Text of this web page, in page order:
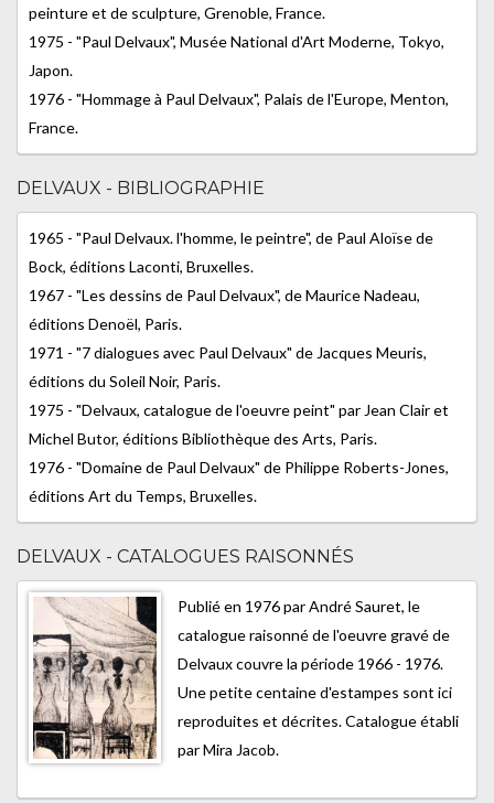
peinture et de sculpture, Grenoble, France.
1975 - "Paul Delvaux", Musée National d'Art Moderne, Tokyo,
Japon.
1976 - "Hommage à Paul Delvaux", Palais de l'Europe, Menton,
France.
DELVAUX - BIBLIOGRAPHIE
1965 - "Paul Delvaux. l'homme, le peintre", de Paul Aloïse de
Bock, éditions Laconti, Bruxelles.
1967 - "Les dessins de Paul Delvaux", de Maurice Nadeau,
éditions Denoël, Paris.
1971 - "7 dialogues avec Paul Delvaux" de Jacques Meuris,
éditions du Soleil Noir, Paris.
1975 - "Delvaux, catalogue de l'oeuvre peint" par Jean Clair et
Michel Butor, éditions Bibliothèque des Arts, Paris.
1976 - "Domaine de Paul Delvaux" de Philippe Roberts-Jones,
éditions Art du Temps, Bruxelles.
DELVAUX - CATALOGUES RAISONNÉS
Publié en 1976 par André Sauret, le
catalogue raisonné de l'oeuvre gravé de
Delvaux couvre la période 1966 - 1976.
Une petite centaine d'estampes sont ici
reproduites et décrites. Catalogue établi
par Mira Jacob.